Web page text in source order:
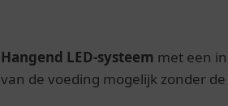
Hangend LED-systeem met een
van de voeding mogelijk zonder